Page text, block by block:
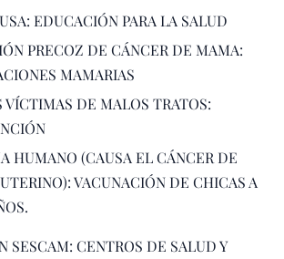
EDUCACIÓN PARA LA SALUD
PRECOZ DE CÁNCER DE MAMA:
MAMARIAS
VÍCTIMAS DE MALOS TRATOS:
HUMANO (CAUSA EL CÁNCER DE
VACUNACIÓN DE CHICAS A
SESCAM: CENTROS DE SALUD Y